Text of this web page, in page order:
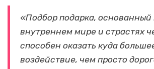
«Подбор подарка, основанный
внутреннем мире и страстях
способен оказать куда
воздействие, чем просто